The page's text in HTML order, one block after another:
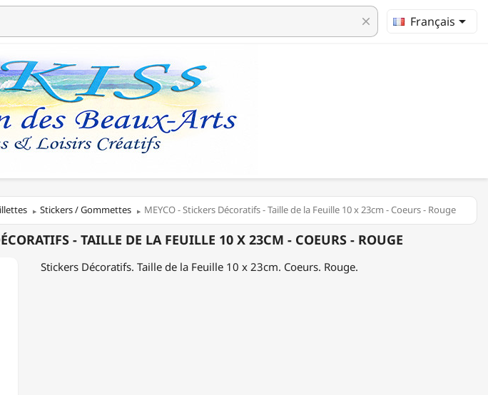
clear Français
Stickers / Gommettes MEYCO - Stickers Décoratifs - Taille de la Feuille 10 x 23cm - Coeurs - Rouge
- TAILLE DE LA FEUILLE 10 X 23CM - COEURS - ROUGE
Stickers Décoratifs. Taille de la Feuille 10 x 23cm. Coeurs. Rouge.